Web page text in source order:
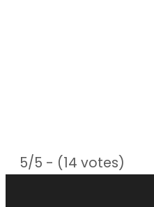
5/5 - (14 votes)